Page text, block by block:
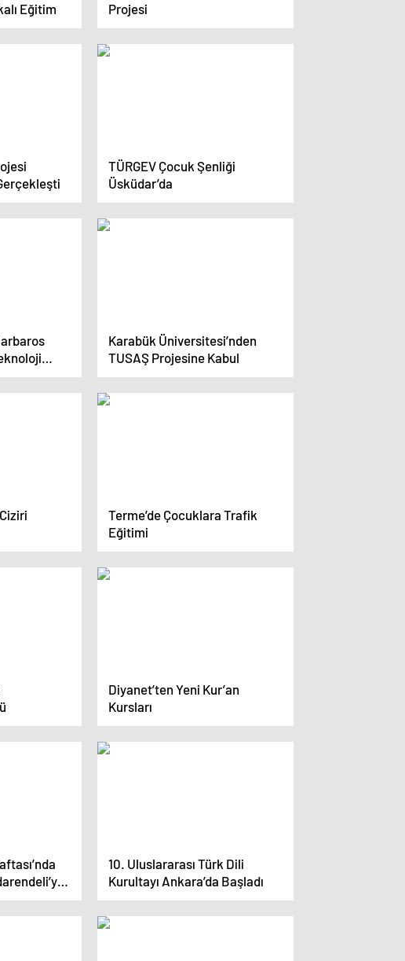
Eğitim
Projesi
TÜRGEV Çocuk Şenliği
Üsküdar’da
Karabük Üniversitesi’nden
TUSAŞ Projesine Kabul
Terme’de Çocuklara Trafik
Eğitimi
Diyanet’ten Yeni Kur’an
Kursları
10. Uluslararası Türk Dili
Kurultayı Ankara’da Başladı